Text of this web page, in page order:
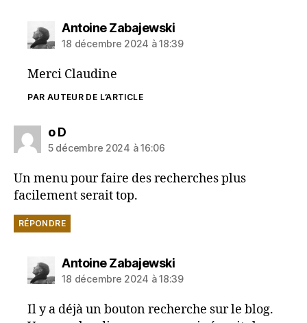
Antoine Zabajewskidit :
18 décembre 2024 à 18:39
Merci Claudine
PAR AUTEUR DE L’ARTICLE
o Ddit :
5 décembre 2024 à 16:06
Un menu pour faire des recherches plus
facilement serait top.
RÉPONDRE
Antoine Zabajewskidit :
18 décembre 2024 à 18:39
Il y a déjà un bouton recherche sur le blog.